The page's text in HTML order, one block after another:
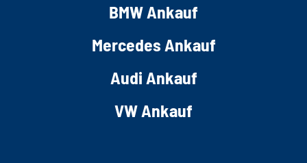
BMW Ankauf
Mercedes Ankauf
Audi Ankauf
VW Ankauf